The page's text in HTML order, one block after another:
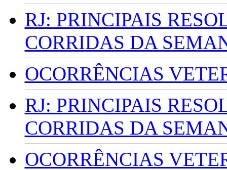
RJ: PRINCIPAIS
CORRIDAS DA
OCORRÊNCIAS
RJ: PRINCIPAIS
CORRIDAS DA
OCORRÊNCIAS